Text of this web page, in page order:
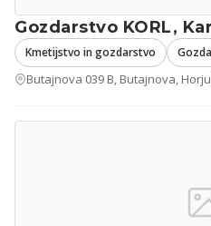
Gozdarstvo KORL,
Kmetijstvo in gozdarstvo
Butajnova 039 B, Butajnova,